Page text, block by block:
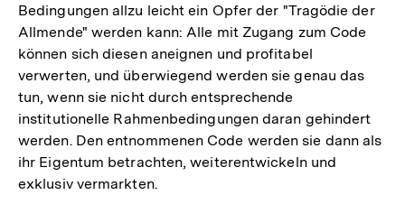
Bedingungen allzu leicht ein Opfer der "Tragödie der
Allmende" werden kann: Alle mit Zugang zum Code
können sich diesen aneignen und profitabel
verwerten, und überwiegend werden sie genau das
tun, wenn sie nicht durch entsprechende
institutionelle Rahmenbedingungen daran gehindert
werden. Den entnommenen Code werden sie dann als
ihr Eigentum betrachten, weiterentwickeln und
exklusiv vermarkten.